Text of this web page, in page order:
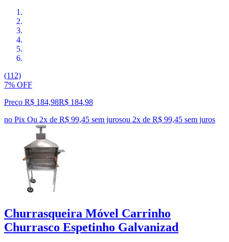
(112)
7% OFF
Preço R$ 184,98R$ 184,98
no Pix Ou 2x de R$ 99,45 sem jurosou 2x de R$ 99,45 sem juros
Churrasqueira Móvel Carrinho
Churrasco Espetinho Galvanizad